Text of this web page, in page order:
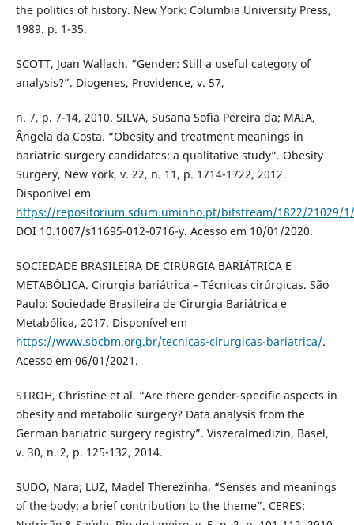
the politics of history. New York: Columbia University Press,
1989. p. 1-35.
SCOTT, Joan Wallach. “Gender: Still a useful category of
analysis?”. Diogenes, Providence, v. 57,
n. 7, p. 7-14, 2010. SILVA, Susana Sofia Pereira da; MAIA,
Ângela da Costa. “Obesity and treatment meanings in
bariatric surgery candidates: a qualitative study”. Obesity
Surgery, New York, v. 22, n. 11, p. 1714-1722, 2012.
Disponível em
https://repositorium.sdum.uminho.pt/bitstream/1822/21029/
DOI 10.1007/s11695-012-0716-y. Acesso em 10/01/2020.
SOCIEDADE BRASILEIRA DE CIRURGIA BARIÁTRICA E
METABÓLICA. Cirurgia bariátrica – Técnicas cirúrgicas. São
Paulo: Sociedade Brasileira de Cirurgia Bariátrica e
Metabólica, 2017. Disponível em
https://www.sbcbm.org.br/tecnicas-cirurgicas-bariatrica/.
Acesso em 06/01/2021.
STROH, Christine et al. “Are there gender-specific aspects in
obesity and metabolic surgery? Data analysis from the
German bariatric surgery registry”. Viszeralmedizin, Basel,
v. 30, n. 2, p. 125-132, 2014.
SUDO, Nara; LUZ, Madel Therezinha. “Senses and meanings
of the body: a brief contribution to the theme”. CERES: